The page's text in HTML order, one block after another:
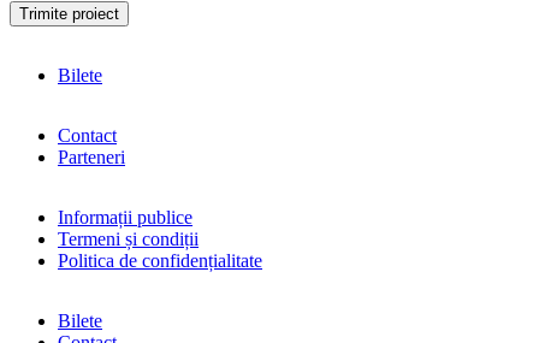
Please leave this field empty.
Bilete
Contact
Parteneri
Informații publice
Termeni și condiții
Politica de confidențialitate
Bilete